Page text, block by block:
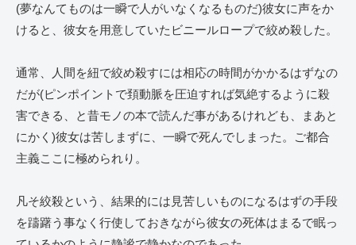
(夢なんてものは一瞬で人がいなくなるものだ)彼女に声をか
けると、彼女を用意していたビニールロープで絞め殺した。
通常、人間を紐で絞め殺すには相応の時間がかかるはずなの
だが(ピンポイントで頚動脈を圧迫すれば気絶するように殺
害できる、と昔モノの本で読んだ事があるけれども、まあと
にかく)彼女は苦しまずに、一瞬で死んでしまった。ご都合
主義ここに極められり。
凡そ絞殺という、結果的には見苦しいものになるはずの手段
を躊躇う事なく行使しておきながら彼女の死体はまるで眠っ